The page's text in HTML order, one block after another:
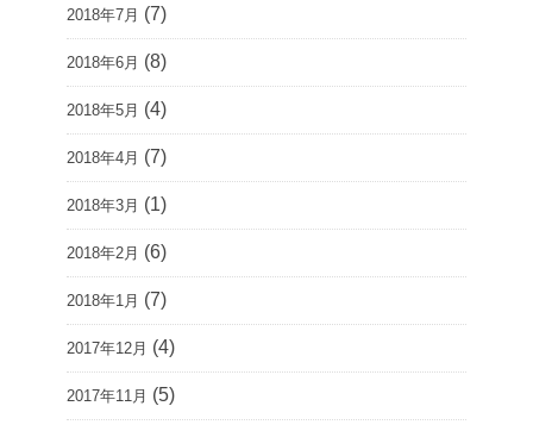
2018年7月 (7)
2018年6月 (8)
2018年5月 (4)
2018年4月 (7)
2018年3月 (1)
2018年2月 (6)
2018年1月 (7)
2017年12月 (4)
2017年11月 (5)